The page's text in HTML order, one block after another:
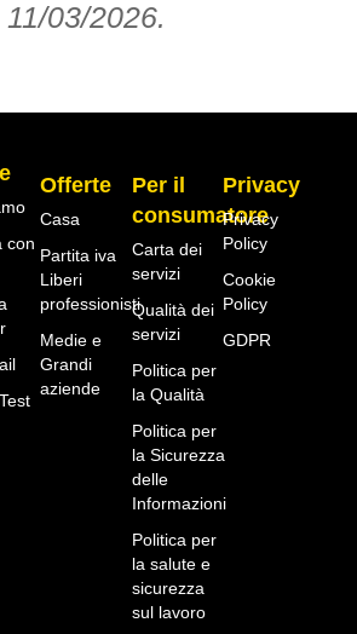
11/03/2026.
con
Offerte
Casa
Partita iva
Liberi
professionisti
Medie e
Grandi
aziende
Per il
consumatore
Carta dei
servizi
Qualità dei
servizi
Politica per
la Qualità
Politica per
la Sicurezza
delle
Informazioni
Politica per
la salute e
sicurezza
sul lavoro
Privacy
Privacy
Policy
Cookie
Policy
GDPR